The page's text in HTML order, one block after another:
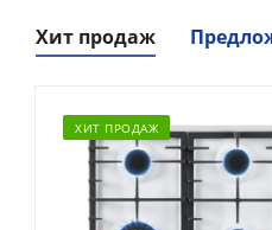
Хит продаж
ХИТ ПРОДАЖ